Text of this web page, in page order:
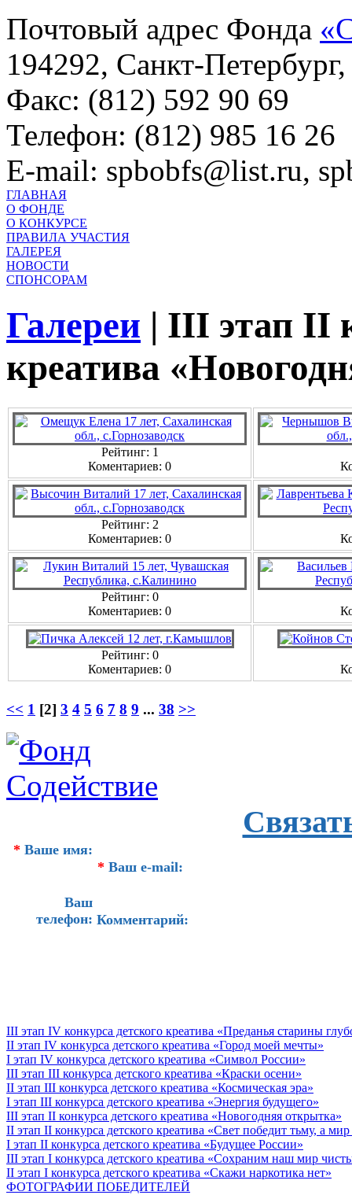
Почтовый адрес Фонда
194292, Санкт-
Факс: (812) 592 90 69
Телефон: (812) 985 16 26
E-mail: spbobfs@list.ru,
ГЛАВНАЯ
О ФОНДЕ
О КОНКУРСЕ
ПРАВИЛА УЧАСТИЯ
ГАЛЕРЕЯ
НОВОСТИ
СПОНСОРАМ
Галереи | III этап II
креатива
Рейтинг: 1
Коментариев: 0
Рейтинг: 2
Коментариев: 0
Рейтинг: 0
Коментариев: 0
Рейтинг: 0
Коментариев: 0
<< 1 [2] 3 4 5 6 7 8 9 ... 38 >>
* Ваше имя:
* Ваш e-mail:
Ваш
телефон: Комментарий:
III этап IV конкурса детского креатива «Преданья старины
II этап IV конкурса детского креатива «Город моей мечты»
I этап IV конкурса детского креатива «Символ России»
III этап III конкурса детского креатива «Краски осени»
II этап III конкурса детского креатива «Космическая эра»
I этап III конкурса детского креатива «Энергия будущего»
III этап II конкурса детского креатива «Новогодняя открытка»
II этап II конкурса детского креатива «Свет победит тьму, а
I этап II конкурса детского креатива «Будущее России»
III этап I конкурса детского креатива «Сохраним наш мир
II этап I конкурса детского креатива «Скажи наркотика нет»
ФОТОГРАФИИ ПОБЕДИТЕЛЕЙ